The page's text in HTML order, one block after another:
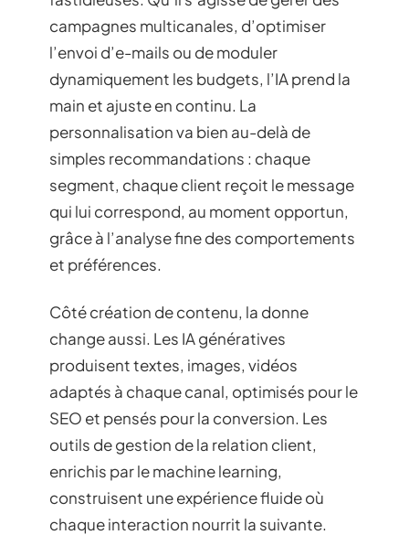
campagnes multicanales, d’optimiser
l’envoi d’e-mails ou de moduler
dynamiquement les budgets, l’IA prend la
main et ajuste en continu. La
personnalisation va bien au-delà de
simples recommandations : chaque
segment, chaque client reçoit le message
qui lui correspond, au moment opportun,
grâce à l’analyse fine des comportements
et préférences.
Côté création de contenu, la donne
change aussi. Les IA génératives
produisent textes, images, vidéos
adaptés à chaque canal, optimisés pour le
SEO et pensés pour la conversion. Les
outils de gestion de la relation client,
enrichis par le machine learning,
construisent une expérience fluide où
chaque interaction nourrit la suivante.